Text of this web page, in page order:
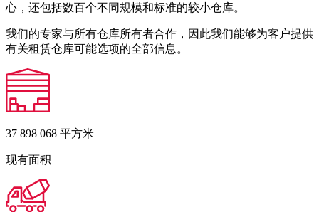
心，还包括数百个不同规模和标准的较小仓库。
我们的专家与所有仓库所有者合作，因此我们能够为客户提供
有关租赁仓库可能选项的全部信息。
37 898 068 平方米
现有面积